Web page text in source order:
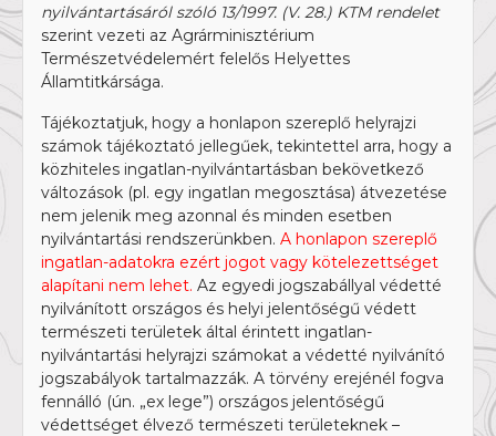
nyilvántartásáról szóló 13/1997. (V. 28.) KTM rendelet
szerint vezeti az Agrárminisztérium
Természetvédelemért felelős Helyettes
Államtitkársága.
Tájékoztatjuk, hogy a honlapon szereplő helyrajzi
számok tájékoztató jellegűek, tekintettel arra, hogy a
közhiteles ingatlan-nyilvántartásban bekövetkező
változások (pl. egy ingatlan megosztása) átvezetése
nem jelenik meg azonnal és minden esetben
nyilvántartási rendszerünkben. A honlapon szereplő
ingatlan-adatokra ezért jogot vagy kötelezettséget
alapítani nem lehet. Az egyedi jogszabállyal védetté
nyilvánított országos és helyi jelentőségű védett
természeti területek által érintett ingatlan-
nyilvántartási helyrajzi számokat a védetté nyilvánító
jogszabályok tartalmazzák. A törvény erejénél fogva
fennálló (ún. „ex lege”) országos jelentőségű
védettséget élvező természeti területeknek –